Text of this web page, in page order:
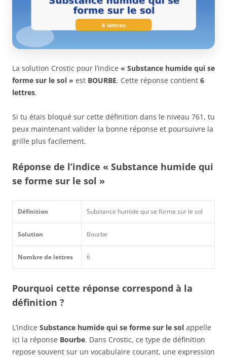
La solution Crostic pour l’indice « Substance humide qui se
forme sur le sol » est BOURBE. Cette réponse contient 6
lettres.
Si tu étais bloqué sur cette définition dans le niveau 761, tu
peux maintenant valider la bonne réponse et poursuivre la
grille plus facilement.
Réponse de l’indice « Substance humide qui
se forme sur le sol »
Définition Substance humide qui se forme sur le sol
Solution Bourbe
Nombre de lettres 6
Pourquoi cette réponse correspond à la
définition ?
L’indice Substance humide qui se forme sur le sol appelle
ici la réponse Bourbe. Dans Crostic, ce type de définition
repose souvent sur un vocabulaire courant, une expression